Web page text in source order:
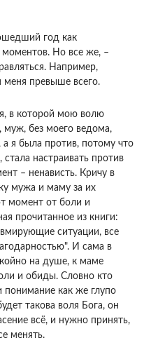
год как
моментов. Но все же, –
Например,
превыше всего.
в которой мою волю
без моего ведома,
я была против, потому что
настраивать против
– ненависть. Кричу в
мужа и маму за их
момент от боли и
прочитанное из книги:
ситуации, все
И сама в
на душе, к маме
и обиды. Словно кто
понимание как же глупо
такова воля Бога, он
всё, и нужно принять,
менять.